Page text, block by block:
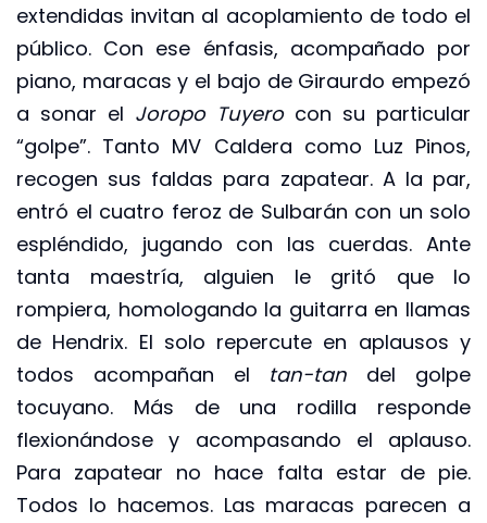
extendidas invitan al acoplamiento de todo el
público. Con ese énfasis, acompañado por
piano, maracas y el bajo de Giraurdo empezó
a sonar el Joropo Tuyerocon su particular
“golpe”. Tanto MV Caldera como Luz Pinos,
recogen sus faldas para zapatear. A la par,
entró el cuatro feroz de Sulbarán con un solo
espléndido, jugando con las cuerdas. Ante
tanta maestría, alguien le gritó que lo
rompiera, homologando la guitarra en llamas
de Hendrix. El solo repercute en aplausos y
todos acompañan el tan-tan del golpe
tocuyano. Más de una rodilla responde
flexionándose y acompasando el aplauso.
Para zapatear no hace falta estar de pie.
Todos lo hacemos. Las maracas parecen a